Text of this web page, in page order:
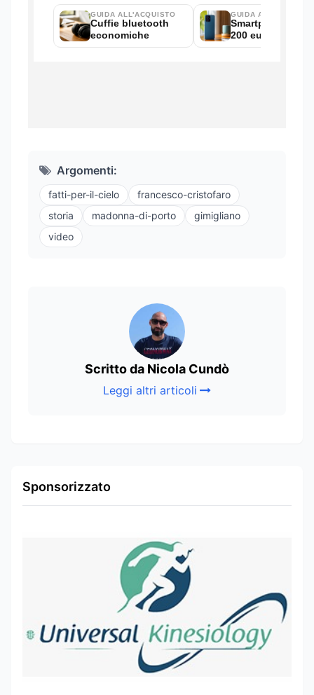
Argomenti:
fatti-per-il-cielo
francesco-cristofaro
storia
madonna-di-porto
gimigliano
video
Scritto da Nicola Cundò
Leggi altri articoli
Sponsorizzato